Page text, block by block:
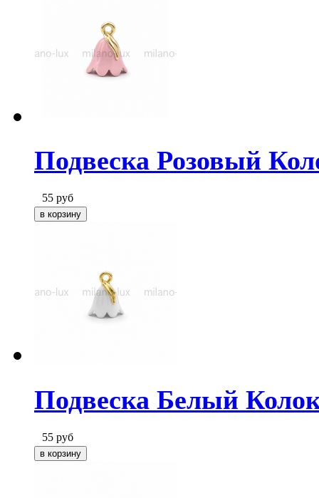
Подвеска Розовый
55 руб
Подвеска Белый
55 руб